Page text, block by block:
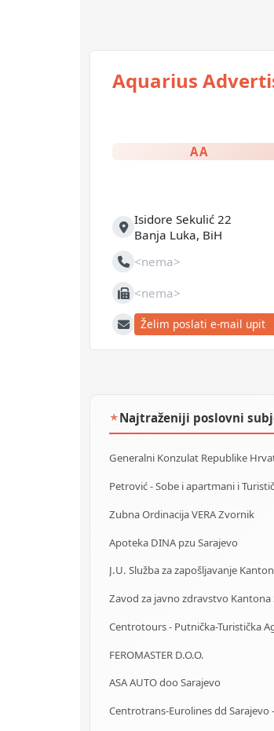
Aquarius
AA
Adresa
Isidore Sekulić 22
Banja Luka, BiH
Telefon<nema>
Fax <nema>
E-mailŽelim poslati e-mail upit
★Najtraženiji poslovni
Generalni Konzulat Republike
Petrović - Sobe i apartmani i
Zubna Ordinacija VERA Zvornik
Apoteka DINA pzu Sarajevo
Zavod za javno zdravstvo Kantona
FEROMASTER D.O.O.
ASA AUTO doo Sarajevo